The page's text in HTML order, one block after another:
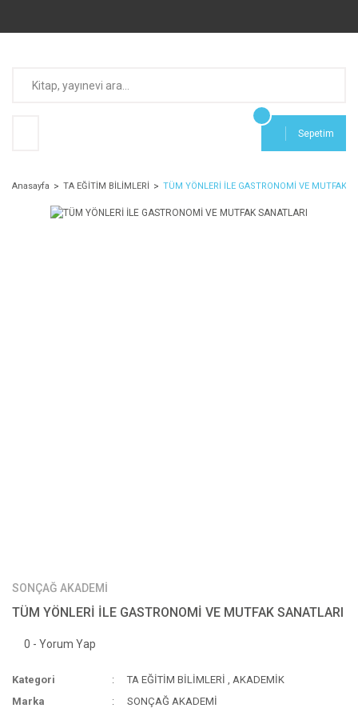
Sepetim
Anasayfa TA EĞİTİM BİLİMLERİ TÜM YÖNLERİ İLE GASTRONOMİ VE MUTFAK
SONÇAĞ AKADEMİ
TÜM YÖNLERİ İLE GASTRONOMİ VE MUTFAK SANATLARI
0 - Yorum Yap
Kategori TA EĞİTİM BİLİMLERİ ,AKADEMİK
Marka
SONÇAĞ AKADEMİ